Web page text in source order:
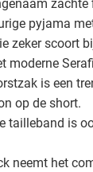
pyjama
zeker scoort
moderne
is een
op de short.
tailleband is
neemt het